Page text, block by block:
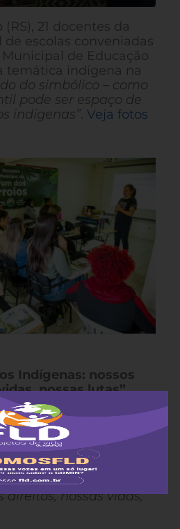
21 docentes da
escolas conveniadas
de Educação
temática indígena na
do simbólico – como
pode ser espaço de
indígenas”. Veja fotos
Indígenas: nossos
nossas lutas”
e comunidades
por seus direitos e
competentes para
a cartilha
direitos, nossas vidas,